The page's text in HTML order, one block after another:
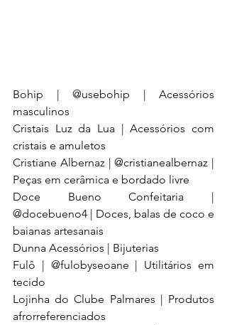
Bohip | @usebohip | Acessórios
masculinos
Cristais Luz da Lua | Acessórios com
cristais e amuletos
Cristiane Albernaz | @cristianealbernaz |
Peças em cerâmica e bordado livre
Doce Bueno Confeitaria |
@docebueno4 | Doces, balas de coco e
baianas artesanais
Dunna Acessórios | Bijuterias
Fulô | @fulobyseoane | Utilitários em
tecido
Lojinha do Clube Palmares | Produtos
afrorreferenciados